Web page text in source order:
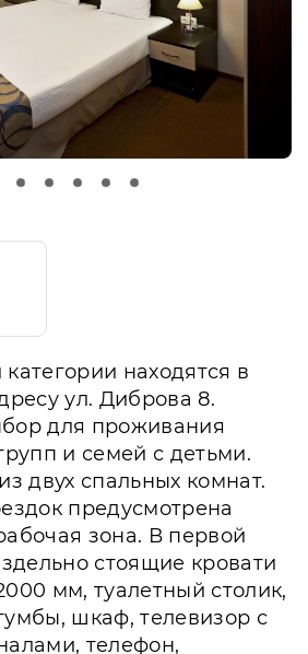
находятся в
ул. Диброва 8.
для проживания
и семей с детьми.
двух спальных комнат.
предусмотрена
зона. В первой
стоящие кровати
мм, туалетный столик,
шкаф, телевизор с
телефон,